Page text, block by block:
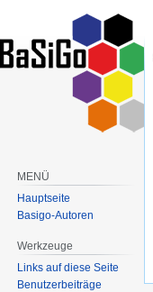
MENÜ
Hauptseite
Basigo-Autoren
Werkzeuge
Links auf diese Seite
Benutzerbeiträge